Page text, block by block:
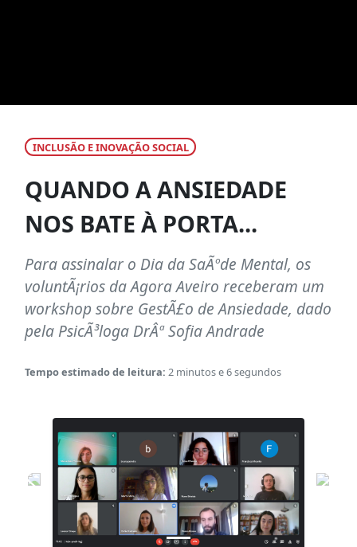
INCLUSÃO E INOVAÇÃO SOCIAL
QUANDO A ANSIEDADE
NOS BATE À PORTA...
Para assinalar o Dia da SaÃºde Mental, os
voluntÃ¡rios da Agora Aveiro receberam um
workshop sobre GestÃ£o de Ansiedade, dado
pela PsicÃ³loga DrÂª Sofia Andrade
Tempo estimado de leitura: 2 minutos e 6 segundos